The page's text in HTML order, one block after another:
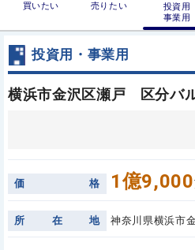
買いたい 売りたい
投資用・事
用
投資用・事業用
横浜市金沢区瀬戸 区分バ
価 格 1億9,000
所 在 地 神奈川県横浜市